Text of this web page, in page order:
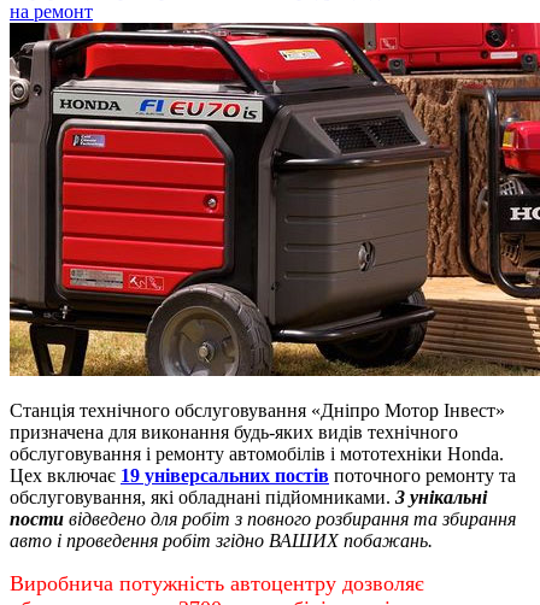
на ремонт
Станція технічного обслуговування «Дніпро Мотор Інвест»
призначена для виконання будь-яких видів технічного
обслуговування і ремонту автомобілів і мототехніки Honda.
Цех включає 19 універсальних постів поточного ремонту та
обслуговування, які обладнані підйомниками. 3 унікальні
пости відведено для робіт з повного розбирання та збирання
авто і проведення робіт згідно ВАШИХ побажань.
Виробнича потужність автоцентру дозволяє